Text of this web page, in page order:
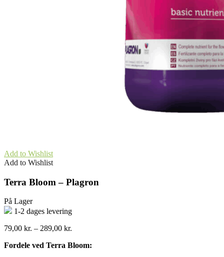
Add to Wishlist
Add to Wishlist
Terra Bloom – Plagron
På Lager
1-2 dages levering
79,00 kr. – 289,00 kr.
til
Fordele ved Terra Bloom: